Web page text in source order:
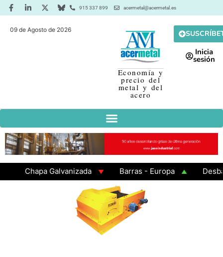
915 337 899 acermetal@acermetal.es
09 de Agosto de 2026
Economía y
precio del
metal y del
acero
Inicia
sesión
Chapa Galvanizada Barras - Europa
GAMA 3 - Cuadrados 200x200x8